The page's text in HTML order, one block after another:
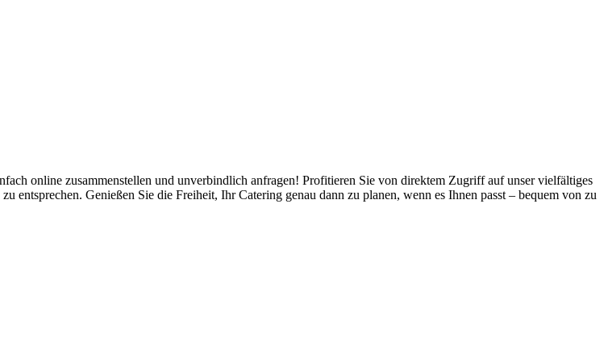
online zusammenstellen und unverbindlich anfragen! Profitieren Sie von direktem Zugriff auf unser vielfältiges
Genießen Sie die Freiheit, Ihr Catering genau dann zu planen, wenn es Ihnen passt – bequem von zu